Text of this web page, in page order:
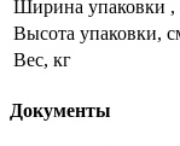
Ширина упаковки ,
Высота упаковки,
Вес, кг
Документы